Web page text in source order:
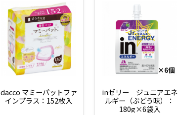
dacco マミーパットファ
インプラス：152枚入
inゼリー　ジュニアエネ
ルギー（ぶどう味）：
180g×6袋入